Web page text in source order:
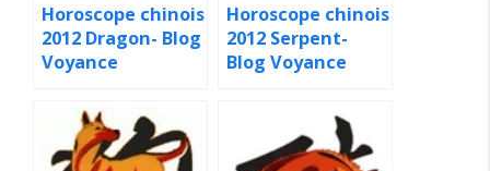
Horoscope chinois
2012 Dragon- Blog
Voyance
Horoscope chinois
2012 Serpent-
Blog Voyance